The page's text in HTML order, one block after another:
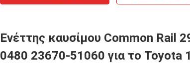
Ενέττης καυσίμου Common Rail
0480 23670-51060 για το Toyota